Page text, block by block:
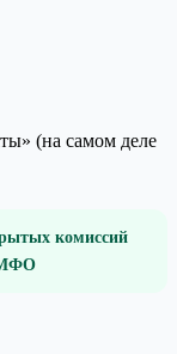
(на самом деле
комиссий
МФО